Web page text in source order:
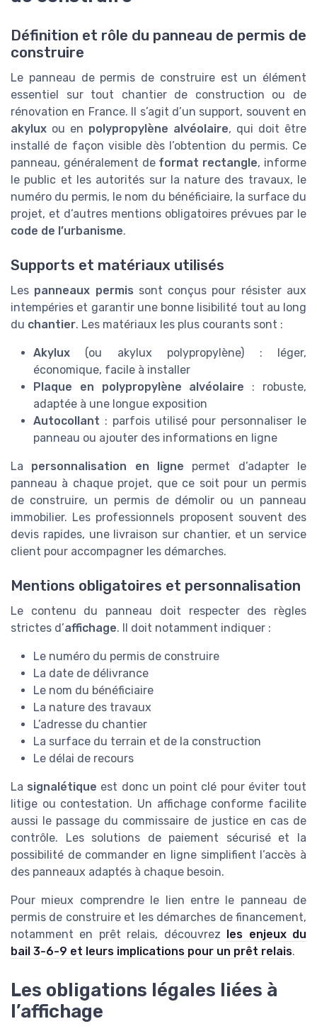
Définition et rôle du panneau de permis de
construire
Le panneau de permis de construire est un élément
essentiel sur tout chantier de construction ou de
rénovation en France. Il s’agit d’un support, souvent en
akylux ou en polypropylène alvéolaire, qui doit être
installé de façon visible dès l’obtention du permis. Ce
panneau, généralement de format rectangle, informe
le public et les autorités sur la nature des travaux, le
numéro du permis, le nom du bénéficiaire, la surface du
projet, et d’autres mentions obligatoires prévues par le
code de l’urbanisme.
Supports et matériaux utilisés
Les panneaux permis sont conçus pour résister aux
intempéries et garantir une bonne lisibilité tout au long
du chantier. Les matériaux les plus courants sont :
Akylux (ou akylux polypropylène) : léger,
économique, facile à installer
Plaque en polypropylène alvéolaire : robuste,
adaptée à une longue exposition
Autocollant : parfois utilisé pour personnaliser le
panneau ou ajouter des informations en ligne
La personnalisation en ligne permet d’adapter le
panneau à chaque projet, que ce soit pour un permis
de construire, un permis de démolir ou un panneau
immobilier. Les professionnels proposent souvent des
devis rapides, une livraison sur chantier, et un service
client pour accompagner les démarches.
Mentions obligatoires et personnalisation
Le contenu du panneau doit respecter des règles
strictes d’affichage. Il doit notamment indiquer :
Le numéro du permis de construire
La date de délivrance
Le nom du bénéficiaire
La nature des travaux
L’adresse du chantier
La surface du terrain et de la construction
Le délai de recours
La signalétique est donc un point clé pour éviter tout
litige ou contestation. Un affichage conforme facilite
aussi le passage du commissaire de justice en cas de
contrôle. Les solutions de paiement sécurisé et la
possibilité de commander en ligne simplifient l’accès à
des panneaux adaptés à chaque besoin.
Pour mieux comprendre le lien entre le panneau de
permis de construire et les démarches de financement,
notamment en prêt relais, découvrez
les enjeux du
bail 3-6-9 et leurs implications pour un prêt relais.
Les obligations légales liées à
l’affichage